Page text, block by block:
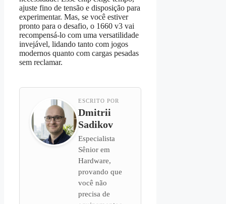
ajuste fino de tensão e disposição para
experimentar. Mas, se você estiver
pronto para o desafio, o 1660 v3 vai
recompensá‑lo com uma versatilidade
invejável, lidando tanto com jogos
modernos quanto com cargas pesadas
sem reclamar.
ESCRITO POR
Dmitrii
Sadikov
Especialista
Sênior em
Hardware,
provando que
você não
precisa de